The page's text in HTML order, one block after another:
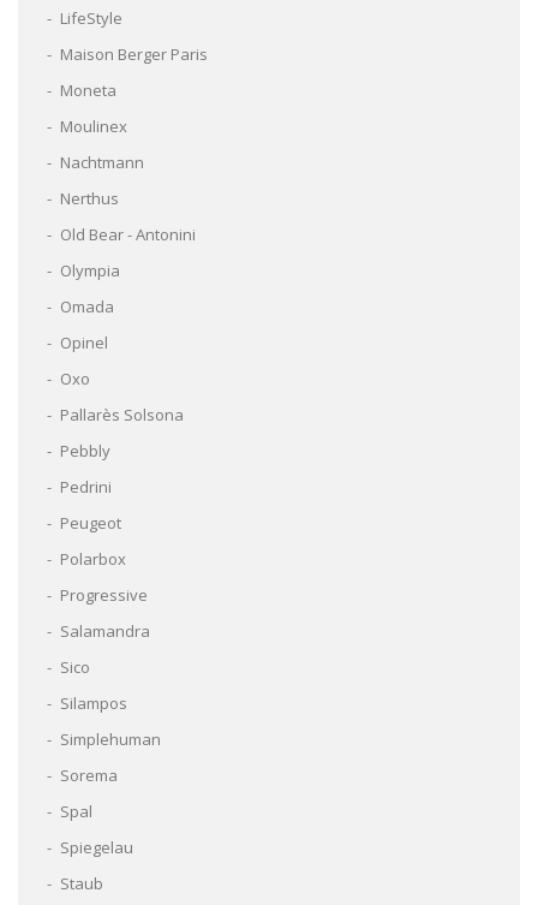
LifeStyle
Maison Berger Paris
Moneta
Moulinex
Nachtmann
Nerthus
Old Bear - Antonini
Olympia
Omada
Opinel
Oxo
Pallarès Solsona
Pebbly
Pedrini
Peugeot
Polarbox
Progressive
Salamandra
Sico
Silampos
Simplehuman
Sorema
Spal
Spiegelau
Staub